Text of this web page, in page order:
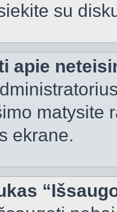
su
apie
matysite
ekrane.